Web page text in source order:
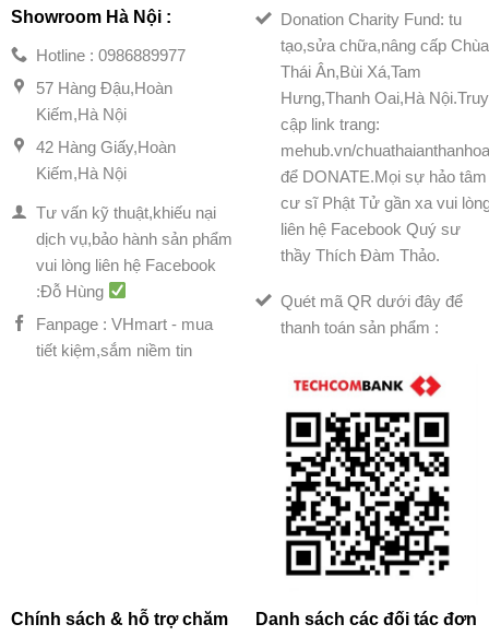
Showroom Hà Nội :
Hotline : 0986889977
57 Hàng Đậu,Hoàn
Kiếm,Hà Nội
42 Hàng Giấy,Hoàn
Kiếm,Hà Nội
Tư vấn kỹ thuật,khiếu nại
dịch vụ,bảo hành sản phẩm
vui lòng liên hệ Facebook
:Đỗ Hùng
Fanpage : VHmart - mua
tiết kiệm,sắm niềm tin
Donation Charity Fund: tu
tạo,sửa chữa,nâng cấp Chùa
Thái Ân,Bùi Xá,Tam
Hưng,Thanh Oai,Hà Nội.Truy
cập link trang:
mehub.vn/
để DONATE.Mọi sự hảo tâm
cư sĩ Phật Tử gần xa vui
liên hệ Facebook Quý sư
thầy Thích Đàm Thảo.
Quét mã QR dưới đây để
thanh toán sản phẩm :
Chính sách & hỗ trợ chăm
Danh sách các đối tác đơn